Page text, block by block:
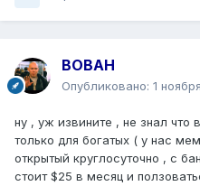
BOBAH
Опубликовано: 1
ну , уж извините , не знал что
только для богатых ( у нас
открытый круглосуточно , с
стоит $25 в месяц и